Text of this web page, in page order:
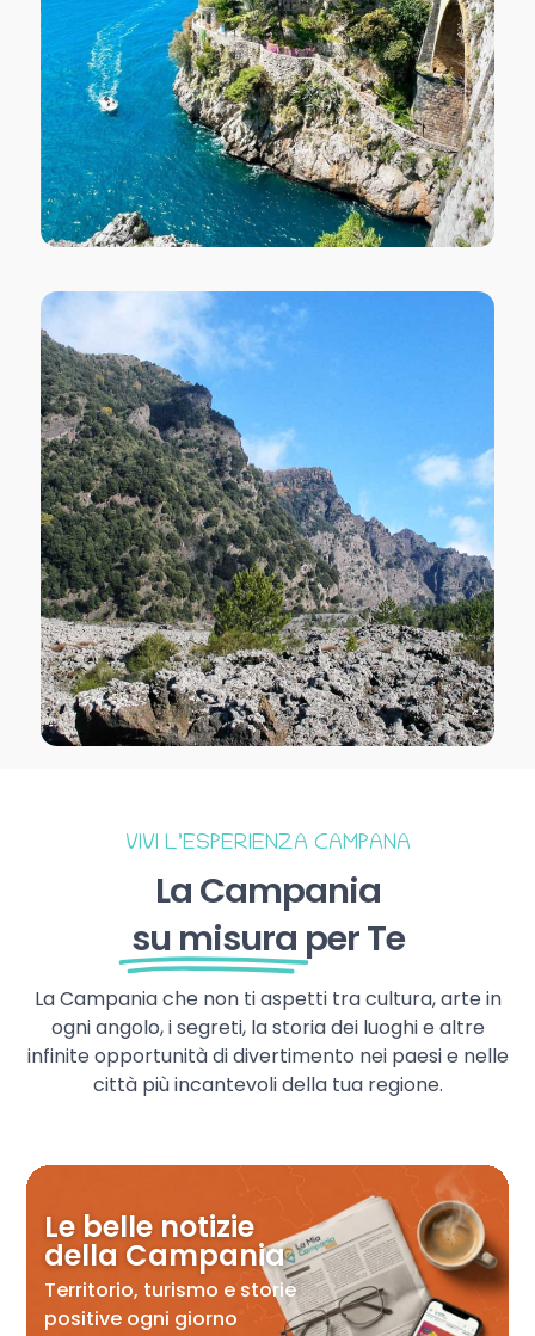
VIVI L’ESPERIENZA CAMPANA
La Campania
su misura per Te
La Campania che non ti aspetti tra cultura, arte in
ogni angolo, i segreti, la storia dei luoghi e altre
infinite opportunità di divertimento nei paesi e nelle
città più incantevoli della tua regione.
Le belle notizie
della Campania
Territorio, turismo e storie
positive ogni giorno